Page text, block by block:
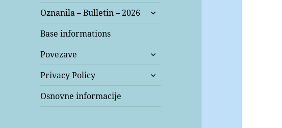
Oznanila – Bulletin – 2026
expand
Base informations
Povezave
expand
menu
Privacy Policy
expand
Osnovne informacije